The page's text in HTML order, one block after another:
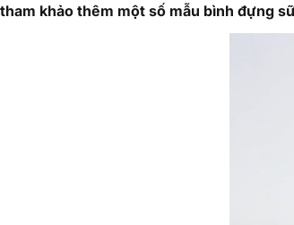
khảo thêm một số mẫu bình đựng